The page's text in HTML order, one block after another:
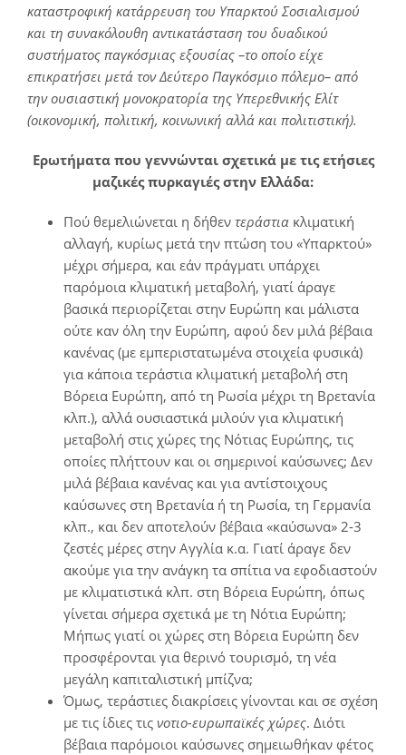
καταστροφική κατάρρευση του Υπαρκτού Σοσιαλισμού
και τη συνακόλουθη αντικατάσταση του δυαδικού
συστήματος παγκόσμιας εξουσίας –το οποίο είχε
επικρατήσει μετά τον Δεύτερο Παγκόσμιο πόλεμο– από
την ουσιαστική μονοκρατορία της Υπερεθνικής Ελίτ
(οικονομική, πολιτική, κοινωνική αλλά και πολιτιστική).
Ερωτήματα που γεννώνται σχετικά με τις ετήσιες
μαζικές πυρκαγιές στην Ελλάδα:
Πού θεμελιώνεται η δήθεν τεράστια κλιματική
αλλαγή, κυρίως μετά την πτώση του «Υπαρκτού»
μέχρι σήμερα, και εάν πράγματι υπάρχει
παρόμοια κλιματική μεταβολή, γιατί άραγε
βασικά περιορίζεται στην Ευρώπη και μάλιστα
ούτε καν όλη την Ευρώπη, αφού δεν μιλά βέβαια
κανένας (με εμπεριστατωμένα στοιχεία φυσικά)
για κάποια τεράστια κλιματική μεταβολή στη
Βόρεια Ευρώπη, από τη Ρωσία μέχρι τη Βρετανία
κλπ.), αλλά ουσιαστικά μιλούν για κλιματική
μεταβολή στις χώρες της Νότιας Ευρώπης, τις
οποίες πλήττουν και οι σημερινοί καύσωνες; Δεν
μιλά βέβαια κανένας και για αντίστοιχους
καύσωνες στη Βρετανία ή τη Ρωσία, τη Γερμανία
κλπ., και δεν αποτελούν βέβαια «καύσωνα» 2-3
ζεστές μέρες στην Αγγλία κ.α. Γιατί άραγε δεν
ακούμε για την ανάγκη τα σπίτια να εφοδιαστούν
με κλιματιστικά κλπ. στη Βόρεια Ευρώπη, όπως
γίνεται σήμερα σχετικά με τη Νότια Ευρώπη;
Μήπως γιατί οι χώρες στη Βόρεια Ευρώπη δεν
προσφέρονται για θερινό τουρισμό, τη νέα
μεγάλη καπιταλιστική μπίζνα;
Όμως, τεράστιες διακρίσεις γίνονται και σε σχέση
με τις ίδιες τις νοτιο-ευρωπαϊκές χώρες. Διότι
βέβαια παρόμοιοι καύσωνες σημειωθήκαν φέτος